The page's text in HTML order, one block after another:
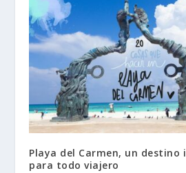
Playa del Carmen, un destino
para todo viajero